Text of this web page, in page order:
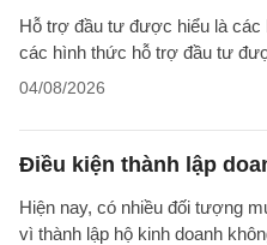
Hỗ trợ đầu tư được hiểu là các
các hình thức hỗ trợ đầu tư
04/08/2026
Điều kiện thành lập
Hiện nay, có nhiều đối tượng
vì thành lập hộ kinh doanh